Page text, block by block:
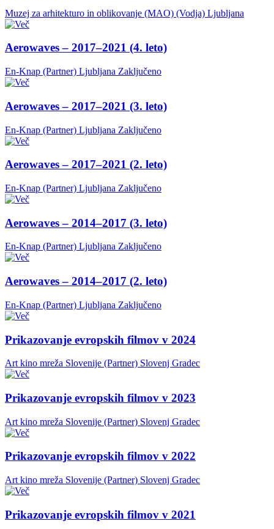
Muzej za arhitekturo in oblikovanje (MAO) (Vodja) Ljubljana
Aerowaves – 2017–2021 (4. leto)
En-Knap (Partner) Ljubljana Zaključeno
Aerowaves – 2017–2021 (3. leto)
En-Knap (Partner) Ljubljana Zaključeno
Aerowaves – 2017–2021 (2. leto)
En-Knap (Partner) Ljubljana Zaključeno
Aerowaves – 2014–2017 (3. leto)
En-Knap (Partner) Ljubljana Zaključeno
Aerowaves – 2014–2017 (2. leto)
En-Knap (Partner) Ljubljana Zaključeno
Prikazovanje evropskih filmov v 2024
Art kino mreža Slovenije (Partner) Slovenj Gradec
Prikazovanje evropskih filmov v 2023
Art kino mreža Slovenije (Partner) Slovenj Gradec
Prikazovanje evropskih filmov v 2022
Art kino mreža Slovenije (Partner) Slovenj Gradec
Prikazovanje evropskih filmov v 2021